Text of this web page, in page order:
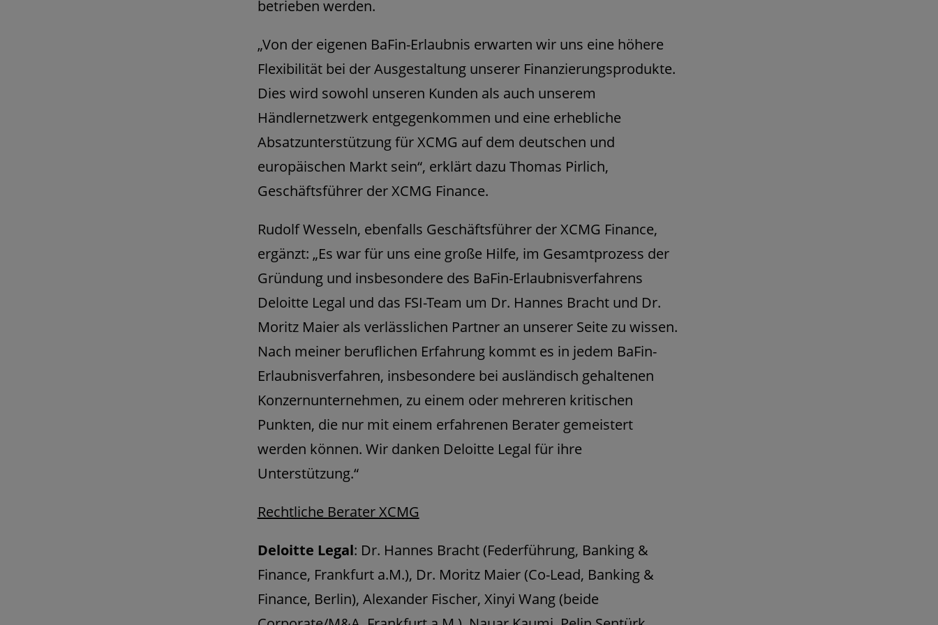
betrieben werden.
„Von der eigenen BaFin-Erlaubnis erwarten wir uns eine höhere
Flexibilität bei der Ausgestaltung unserer Finanzierungsprodukte.
Dies wird sowohl unseren Kunden als auch unserem
Händlernetzwerk entgegenkommen und eine erhebliche
Absatzunterstützung für XCMG auf dem deutschen und
europäischen Markt sein“, erklärt dazu Thomas Pirlich,
Geschäftsführer der XCMG Finance.
Rudolf Wesseln, ebenfalls Geschäftsführer der XCMG Finance,
ergänzt: „Es war für uns eine große Hilfe, im Gesamtprozess der
Gründung und insbesondere des BaFin-Erlaubnisverfahrens
Deloitte Legal und das FSI-Team um Dr. Hannes Bracht und Dr.
Moritz Maier als verlässlichen Partner an unserer Seite zu wissen.
Nach meiner beruflichen Erfahrung kommt es in jedem BaFin-
Erlaubnisverfahren, insbesondere bei ausländisch gehaltenen
Konzernunternehmen, zu einem oder mehreren kritischen
Punkten, die nur mit einem erfahrenen Berater gemeistert
werden können. Wir danken Deloitte Legal für ihre
Unterstützung.“
Rechtliche Berater XCMG
Deloitte Legal: Dr. Hannes Bracht (Federführung, Banking &
Finance, Frankfurt a.M.), Dr. Moritz Maier (Co-Lead, Banking &
Finance, Berlin), Alexander Fischer, Xinyi Wang (beide